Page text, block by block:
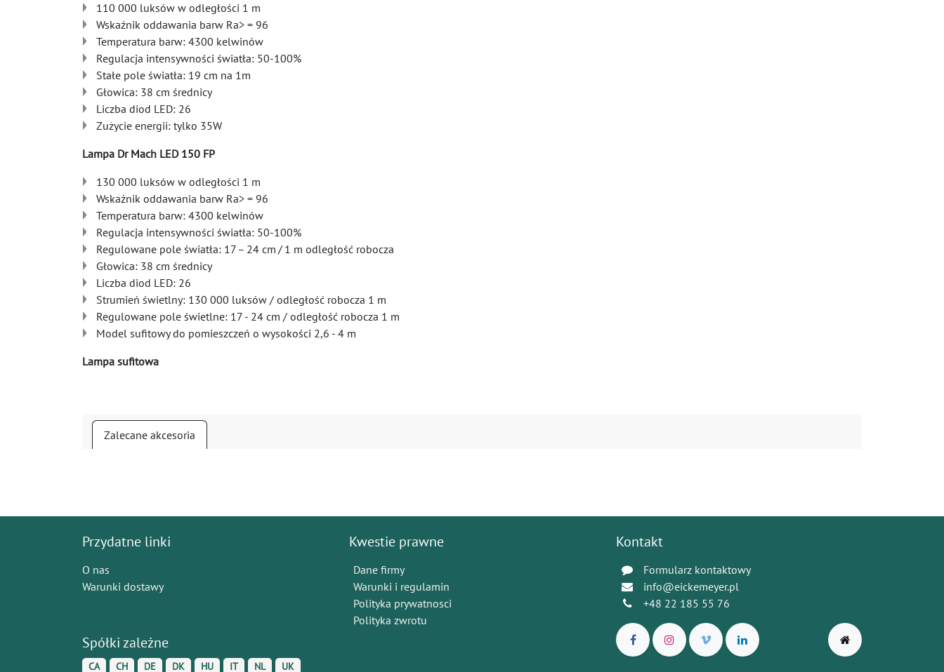
110 000 luksów w odległości 1 m
Wskaźnik oddawania barw Ra> = 96
Temperatura barw: 4300 kelwinów
Regulacja intensywności światła: 50-100%
Stałe pole światła: 19 cm na 1m
Głowica: 38 cm średnicy
Liczba diod LED: 26
Zużycie energii: tylko 35W
Lampa Dr Mach LED 150 FP
130 000 luksów w odległości 1 m
Wskaźnik oddawania barw Ra> = 96
Temperatura barw: 4300 kelwinów
Regulacja intensywności światła: 50-100%
Regulowane pole światła: 17 – 24 cm / 1 m odległość robocza
Głowica: 38 cm średnicy
Liczba diod LED: 26
Strumień świetlny: 130 000 luksów / odległość robocza 1 m
Regulowane pole świetlne: 17 - 24 cm / odległość robocza 1 m
Model sufitowy do pomieszczeń o wysokości 2,6 - 4 m
Lampa sufitowa
Zalecane akcesoria
Przydatne linki
O nas
Warunki dostawy
Spółki zależne
CA CH DE DK HU IT NL UK
Kwestie prawne
Dane firmy
Warunki i regulamin
Polityka prywatnosci
Polityka zwrotu
Kontakt
Formularz kontaktowy
info@eickemeyer.pl
+48 22 185 55 76